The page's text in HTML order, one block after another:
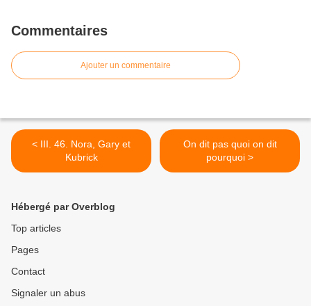
Commentaires
Ajouter un commentaire
< III. 46. Nora, Gary et
Kubrick
On dit pas quoi on dit
pourquoi >
Hébergé par Overblog
Top articles
Pages
Contact
Signaler un abus